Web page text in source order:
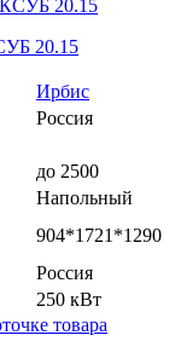
20.15
Ирбис
Россия
до 2500
Напольный
904*1721*1290
Россия
250 кВт
товара